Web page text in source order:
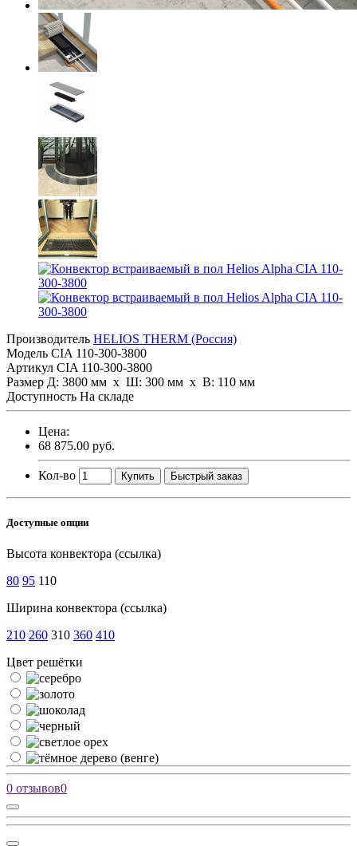
Производитель HELIOS THERM (Россия)
Модель CIA 110-300-3800
Артикул CIA 110-300-3800
Размер Д: 3800 мм х Ш: 300 мм x В: 110 мм
Доступность На складе
Цена:
68 875.00 руб.
Кол-во Купить Быстрый заказ
Доступные опции
Высота конвектора (ссылка)
80 95 110
Ширина конвектора (ссылка)
210 260 310 360 410
Цвет решётки
0 отзывов0